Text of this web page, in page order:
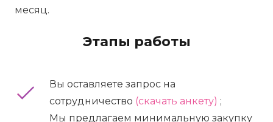
месяц.
Этапы работы
Вы оставляете запрос на
сотрудничество (скачать анкету) ;
Мы предлагаем минимальную закупку